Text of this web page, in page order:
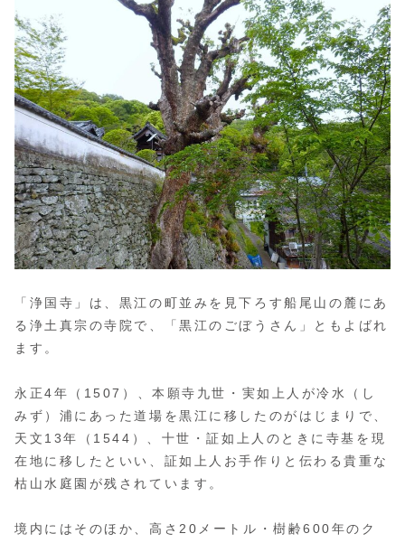
「浄国寺」は、黒江の町並みを見下ろす船尾山の麓にあ
る浄土真宗の寺院で、「黒江のごぼうさん」ともよばれ
ます。
永正4年（1507）、本願寺九世・実如上人が冷水（し
みず）浦にあった道場を黒江に移したのがはじまりで、
天文13年（1544）、十世・証如上人のときに寺基を現
在地に移したといい、証如上人お手作りと伝わる貴重な
枯山水庭園が残されています。
境内にはそのほか、高さ20メートル・樹齢600年のク